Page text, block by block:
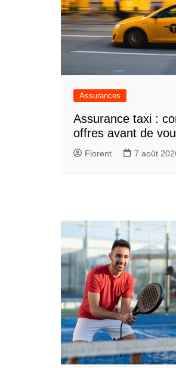
Assurances
Assurance taxi :
offres avant de
Florent 7 août